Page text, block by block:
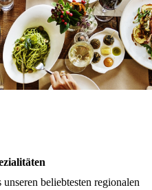
beliebtesten regionalen